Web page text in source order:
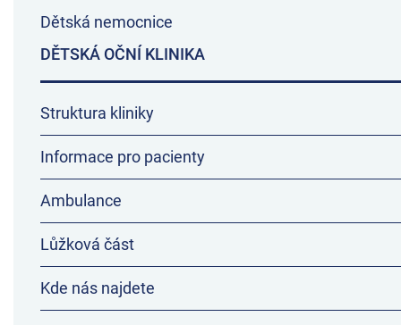
Dětská nemocnice
DĚTSKÁ OČNÍ KLINIKA
Struktura kliniky
Informace pro pacienty
Ambulance
Lůžková část
Kde nás najdete